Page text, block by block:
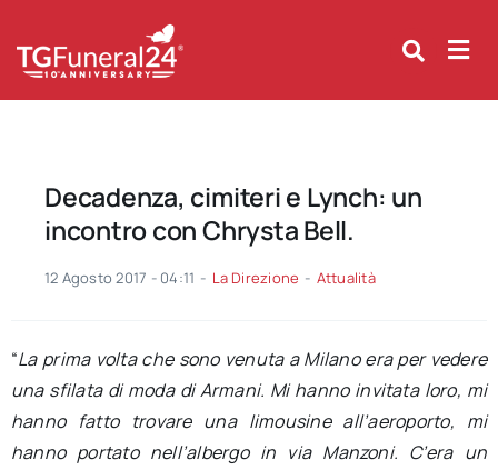
content
Decadenza, cimiteri e Lynch: un
incontro con Chrysta Bell.
12 Agosto 2017 - 04:11 - La Direzione - Attualità
“La prima volta che sono venuta a Milano era per vedere
una sfilata di moda di Armani. Mi hanno invitata loro, mi
hanno fatto trovare una limousine all’aeroporto, mi
hanno portato nell’albergo in via Manzoni. C’era un